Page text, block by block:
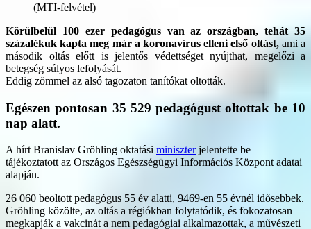
(MTI-felvétel)
Körülbelül 100 ezer pedagógus van az országban, tehát 35
százalékuk kapta meg már a koronavírus elleni első oltást,ami a
második oltás előtt is jelentős védettséget nyújthat, megelőzi a
betegség súlyos lefolyását.
Eddig zömmel az alsó tagozaton tanítókat oltották.
Egészen pontosan 35 529 pedagógust oltottak be 10
nap alatt.
A hírt Branislav Gröhling oktatási miniszterjelentette be
tájékoztatott az Országos Egészségügyi Információs Központ adatai
alapján.
26 060 beoltott pedagógus 55 év alatti, 9469-en 55 évnél idősebbek.
Gröhling közölte, az oltás a régiókban folytatódik, és fokozatosan
megkapják a vakcinát a nem pedagógiai alkalmazottak, a művészeti